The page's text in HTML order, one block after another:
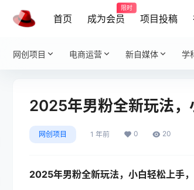
首页 成为会员
限时
项目投稿
网创项目 电商运营 新自媒体 学
2025年男粉全新玩法，
网创项目 1 年前 0 20
2025年男粉全新玩法，小白轻松上手